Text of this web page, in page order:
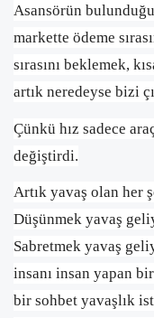
Asansörün
markette ödeme
sırasını beklemek,
artık neredeyse bizi
Çünkü hız sadece
değiştirdi.
Artık yavaş olan her
Düşünmek yavaş
Sabretmek yavaş
insanı insan yapan
bir sohbet yavaşlık